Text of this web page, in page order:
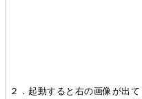
２．起動すると右の画像が出て